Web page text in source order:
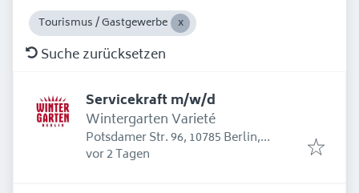
Tourismus / Gastgewerbe
Suche zurücksetzen
Servicekraft m/w/d
Wintergarten Varieté
Potsdamer Str. 96, 10785 Berlin,
Deutschland
Erschienen:
vor 2 Tagen